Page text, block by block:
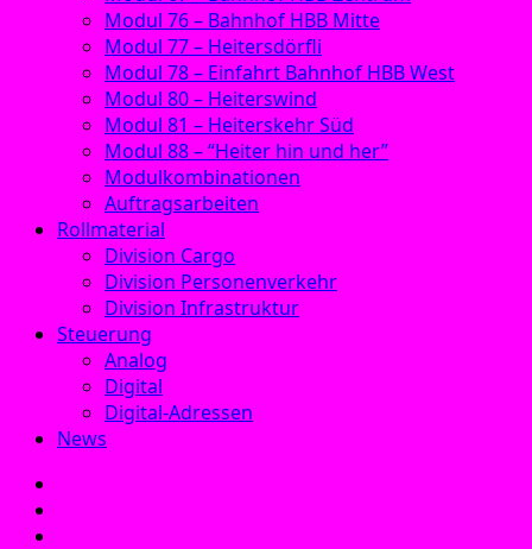
Modul 76 – Bahnhof HBB Mitte
Modul 77 – Heitersdörfli
Modul 78 – Einfahrt Bahnhof HBB West
Modul 80 – Heiterswind
Modul 81 – Heiterskehr Süd
Modul 88 – “Heiter hin und her”
Modulkombinationen
Auftragsarbeiten
Rollmaterial
Division Cargo
Division Personenverkehr
Division Infrastruktur
Steuerung
Analog
Digital
Digital-Adressen
News